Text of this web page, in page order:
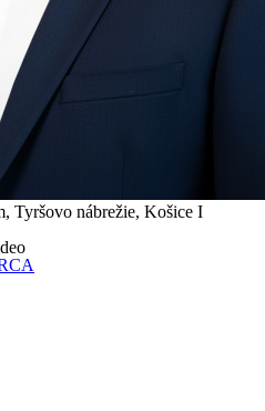
Tyršovo nábrežie, Košice I